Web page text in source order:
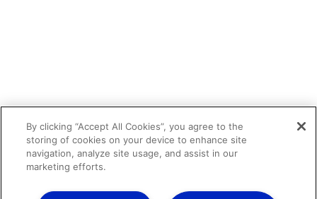
By clicking “Accept All Cookies”, you agree to the
storing of cookies on your device to enhance site
navigation, analyze site usage, and assist in our
marketing efforts.